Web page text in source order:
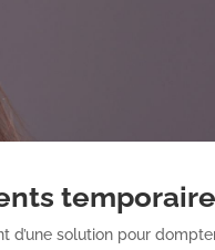
d’une solution pour